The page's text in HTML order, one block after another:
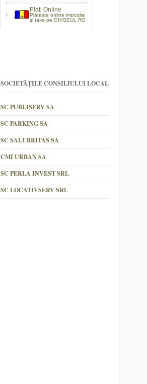
Plaţi Online
Plătește online impozite
şi taxe pe GHISEUL.RO
SOCIETĂȚILE CONSILIULUI LOCAL
SC PUBLISERV SA
SC PARKING SA
SC SALUBRITAS SA
CMI URBAN SA
SC PERLA INVEST SRL
SC LOCATIVSERV SRL